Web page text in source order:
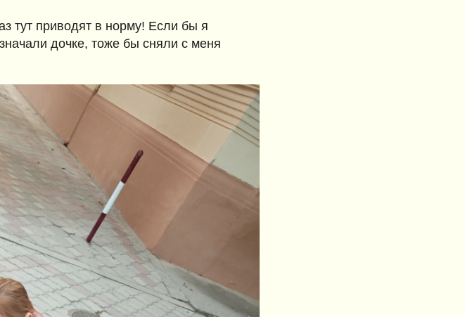
тут приводят в норму! Если бы я
дочке, тоже бы сняли с меня